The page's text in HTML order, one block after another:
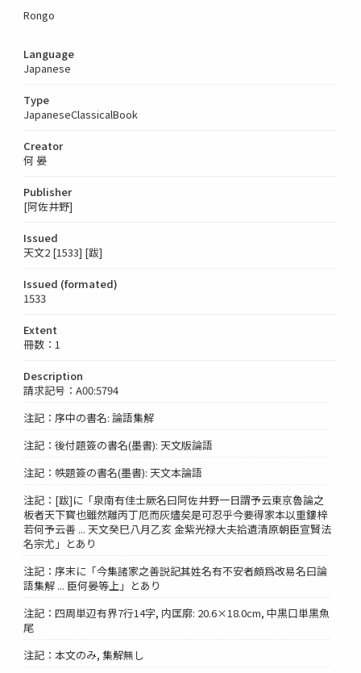
Rongo
Language
Japanese
Type
JapaneseClassicalBook
Creator
何 晏
Publisher
[阿佐井野]
Issued
天文2 [1533] [跋]
Issued (formated)
1533
Extent
冊数：1
Description
請求記号：A00:5794
注記：序中の書名: 論語集解
注記：後付題簽の書名(墨書): 天文版論語
注記：帙題簽の書名(墨書): 天文本論語
注記：[跋]に「泉南有佳士厥名曰阿佐井野一日謂予云東京魯論之
板者天下寳也雖然離丙丁厄而灰燼矣是可忍乎今要得家本以重鏤梓
若何予云善 ... 天文癸巳八月乙亥 金紫光禄大夫拾遺清原朝臣宣賢法
名宗尤」とあり
注記：序末に「今集諸家之善説記其姓名有不安者頗爲改易名曰論
語集解 ... 臣何晏等上」とあり
注記：四周単辺有界7行14字, 内匡廓: 20.6×18.0cm, 中黒口単黒魚
尾
注記：本文のみ, 集解無し